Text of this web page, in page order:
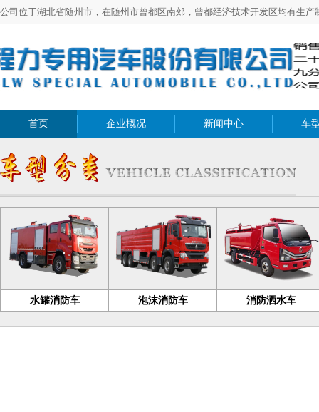
公司位于湖北省随州市，在随州市曾都区南郊，曾都经济技术开发区均有生产
首页 企业概况 新闻中心 车
水罐消防车 泡沫消防车 消防洒水车